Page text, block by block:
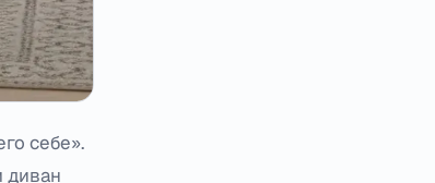
себе».
диван